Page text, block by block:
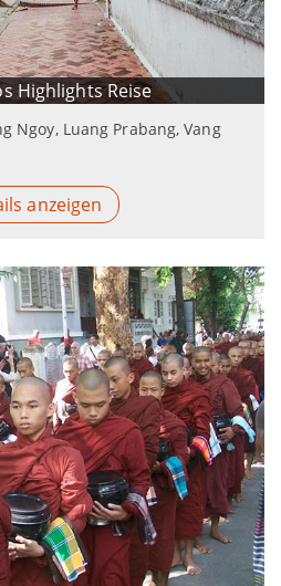
Highlights Reise
Ngoy, Luang Prabang, Vang
anzeigen